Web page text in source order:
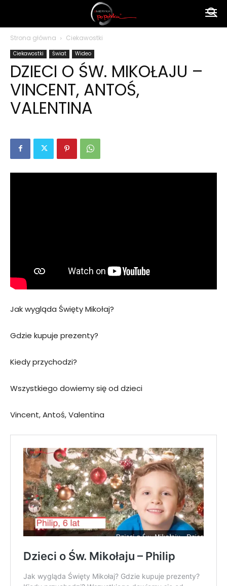
polsku
Strona główna Ciekawostki
Ciekawostki Świat Wideo
DZIECI O ŚW. MIKOŁAJU –
VINCENT, ANTOŚ,
VALENTINA
Jak wygląda Święty Mikołaj?
Gdzie kupuje prezenty?
Kiedy przychodzi?
Wszystkiego dowiemy się od dzieci
Vincent, Antoś, Valentina